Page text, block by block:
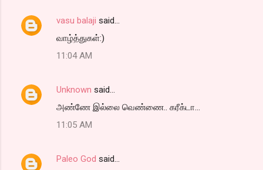
vasu balaji said…
வாழ்த்துகள்:)
11:04 AM
Unknown said…
அண்ணே இல்லை வெண்ணை.. கரீக்டா...
11:05 AM
Paleo God said…